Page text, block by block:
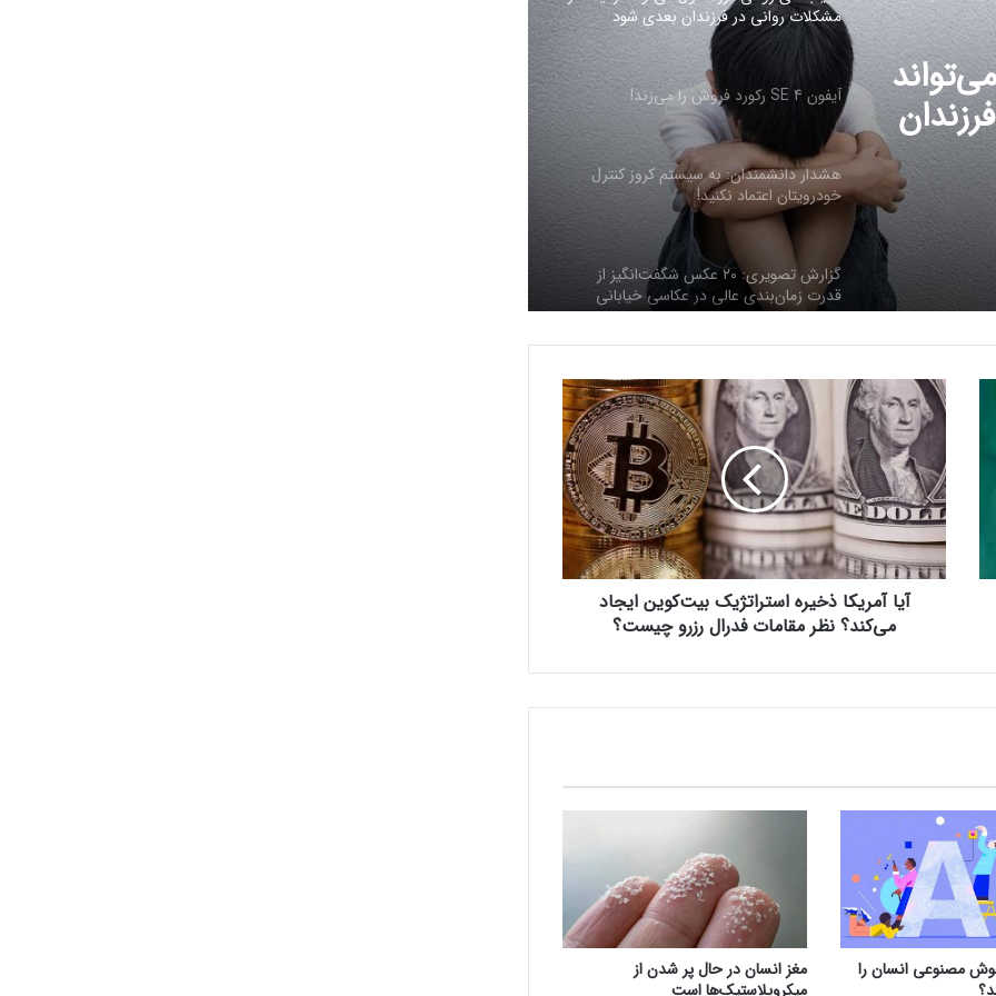
آیفون SE 4 رکورد فروش را می‌زند!
هشدار دانشمندان: به سیستم کروز کنترل
خودرویتان اعتماد نکنید!
گزارش تصویری: ۲۰ عکس شگفت‌انگیز از
قدرت زمان‌بندی عالی در عکاسی خیابانی
خطر آسیب کبدی ناشی از مصرف الکل برای
مصرف انرژی چت‌جی‌پی‌تی کمتر از
پیش‌بینی‌هاست
از دست‌ دادن حس چشایی می‌تواند
هشداری برای احتمال مرگ زودرس باشد
گراک ۳؛ تحول جدید در دنیای چت‌بات‌های
هوش مصنوعی
گراک ۳؛ تحول جدید در دنیای چت‌بات‌های
روش جدید برای ثبت چندین ترابایت‌ داده
آسیب‌های روانی فرزند اول می‌تواند زمینه‌ساز
مشکلات روانی در فرزندان بعدی شود
آیفون SE 4 رکورد فروش را می‌زند!
آ
ی
آ
م
ر
ی
ک
ا
ر
ر
ا
ت
ژ
ک
ب
ی
ت‌
آیا آمریکا ذخیره‌ استراتژیک بیت‌کوین ایجاد
می‌کند؟ نظر مقامات فدرال‌ رزرو چیست؟
هوش مصنوعی انسان را
مغز انسان در حال پر شدن از
میکروپلاستیک‌ها است